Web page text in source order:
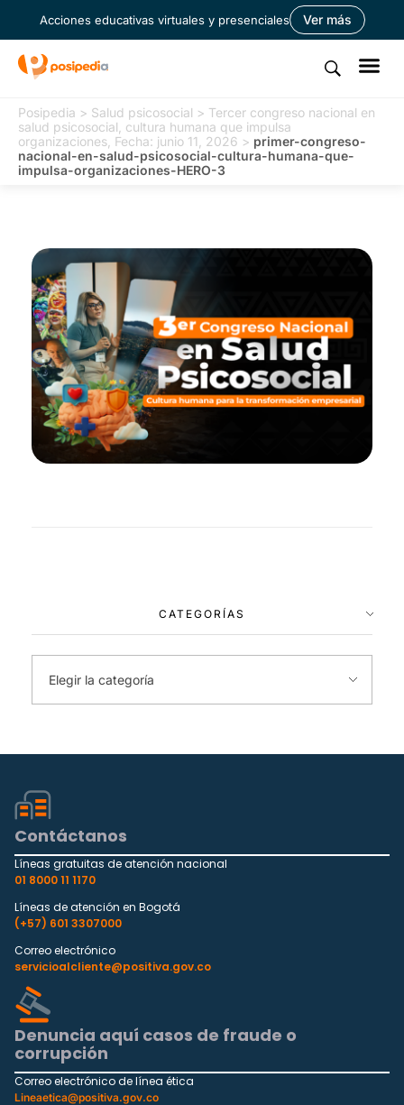
Acciones educativas virtuales y presenciales Ver más
Posipedia > Salud psicosocial > Tercer congreso nacional en
salud psicosocial, cultura humana que impulsa
organizaciones, Fecha: junio 11, 2026 > primer-congreso-
nacional-en-salud-psicosocial-cultura-humana-que-
impulsa-organizaciones-HERO-3
CATEGORÍAS
Contáctanos
Líneas gratuitas de atención nacional
01 8000 11 1170
Líneas de atención en Bogotá
(+57) 601 3307000
Correo electrónico
servicioalcliente@positiva.gov.co
Denuncia aquí casos de fraude o
corrupción
Correo electrónico de línea ética
Lineaetica@positiva.gov.co